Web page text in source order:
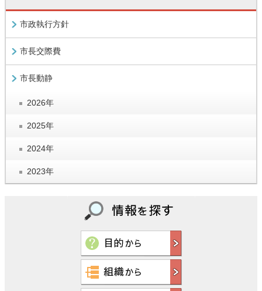
市政執行方針
市長交際費
市長動静
2026年
2025年
2024年
2023年